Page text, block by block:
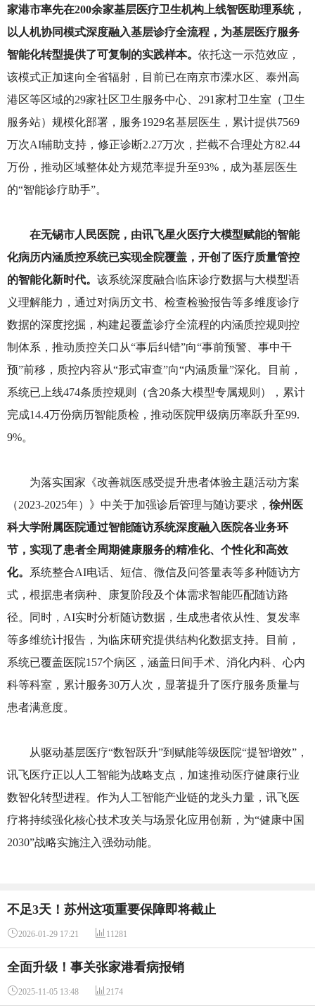
家港市率先在200余家基层医疗卫生机构上线智医助理系统，
以人机协同模式深度融入基层诊疗全流程，为基层医疗服务
智能化转型提供了可复制的实践样本。 依托这一示范效应，
该模式正加速向全省辐射，目前已在南京市溧水区、泰州高
港区等区域的29家社区卫生服务中心、291家村卫生室（卫生
服务站）规模化部署，服务1929名基层医生，累计提供7569
万次AI辅助支持，修正诊断2.27万次，拦截不合理处方82.44
万份，推动区域整体处方规范率提升至93%，成为基层医生
的“智能诊疗助手”。
在无锡市人民医院，由讯飞星火医疗大模型赋能的智能
化病历内涵质控系统已实现全院覆盖，开创了医疗质量管控
的智能化新时代。 该系统深度融合临床诊疗数据与大模型语
义理解能力，通过对病历文书、检查检验报告等多维度诊疗
数据的深度挖掘，构建起覆盖诊疗全流程的内涵质控规则控
制体系，推动质控关口从“事后纠错”向“事前预警、事中干
预”前移，质控内容从“形式审查”向“内涵质量”深化。目前，
系统已上线474条质控规则（含20条大模型专属规则），累计
完成14.4万份病历智能质检，推动医院甲级病历率跃升至99.
9%。
为落实国家《改善就医感受提升患者体验主题活动方案
（2023-2025年）》中关于加强诊后管理与随访要求， 徐州医
科大学附属医院通过智能随访系统深度融入医院各业务环
节，实现了患者全周期健康服务的精准化、个性化和高效
化。 系统整合AI电话、短信、微信及问答量表等多种随访方
式，根据患者病种、康复阶段及个体需求智能匹配随访路
径。同时，AI实时分析随访数据，生成患者依从性、复发率
等多维统计报告，为临床研究提供结构化数据支持。目前，
系统已覆盖医院157个病区，涵盖日间手术、消化内科、心内
科等科室，累计服务30万人次，显著提升了医疗服务质量与
患者满意度。
从驱动基层医疗“数智跃升”到赋能等级医院“提智增效”，
讯飞医疗正以人工智能为战略支点，加速推动医疗健康行业
数智化转型进程。作为人工智能产业链的龙头力量，讯飞医
疗将持续强化核心技术攻关与场景化应用创新，为“健康中国
2030”战略实施注入强劲动能。
不足3天！苏州这项重要保障即将截止
2026-01-29 17:21  11281
全面升级！事关张家港看病报销
2025-11-05 13:48  2174